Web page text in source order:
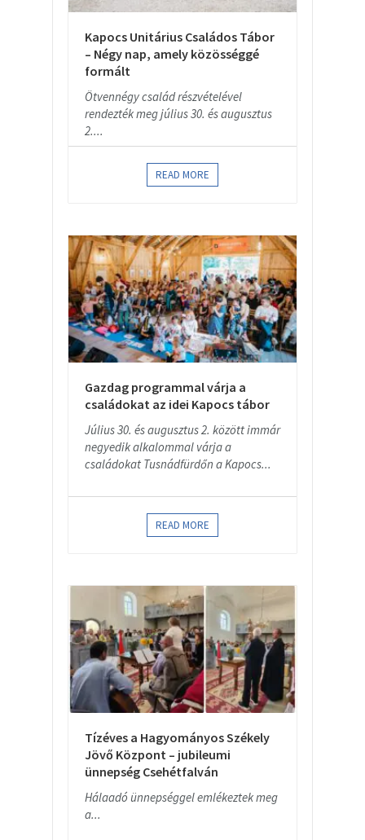
Kapocs Unitárius Családos Tábor
– Négy nap, amely közösséggé
formált
Ötvennégy család részvételével
rendezték meg július 30. és augusztus
2....
READ MORE
Gazdag programmal várja a
családokat az idei Kapocs tábor
Július 30. és augusztus 2. között immár
negyedik alkalommal várja a
családokat Tusnádfürdőn a Kapocs...
READ MORE
Tízéves a Hagyományos Székely
Jövő Központ – jubileumi
ünnepség Csehétfalván
Hálaadó ünnepséggel emlékeztek meg
a...